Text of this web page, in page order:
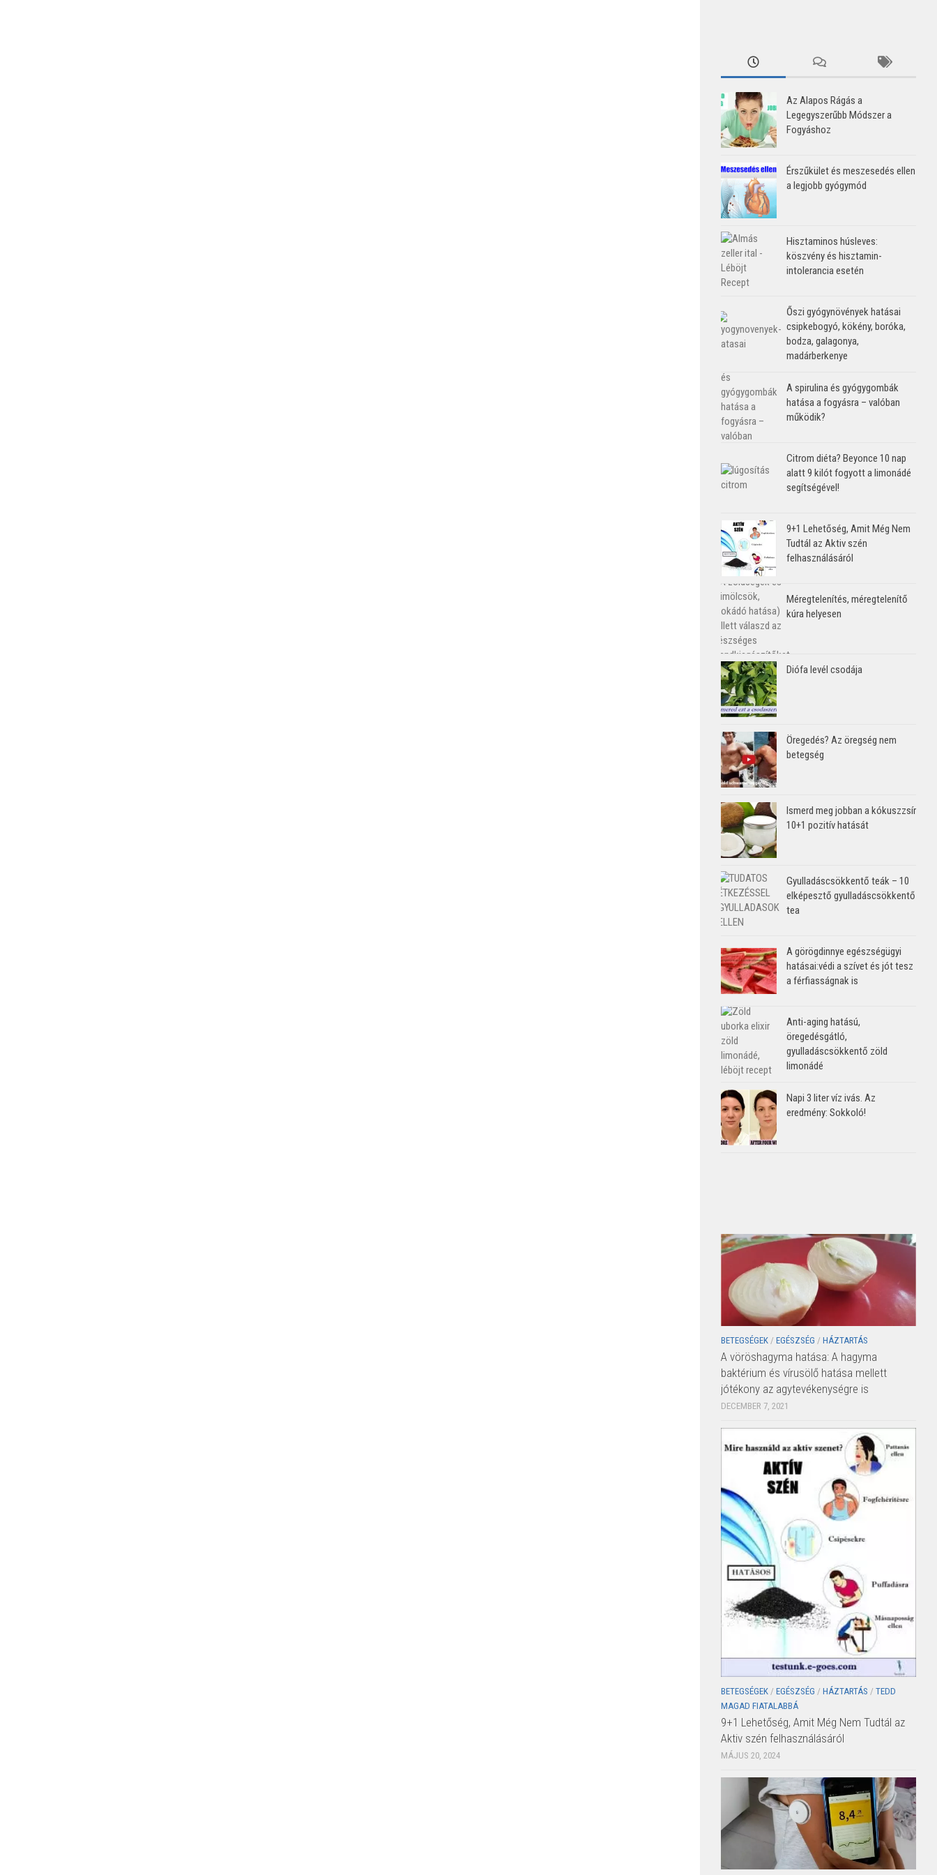
Az Alapos Rágás a
Legegyszerűbb Módszer a
Fogyáshoz
Érszűkület és meszesedés ellen
a legjobb gyógymód
Hisztaminos húsleves:
köszvény és hisztamin-
intolerancia esetén
Őszi gyógynövények hatásai
csipkebogyó, kökény, boróka,
bodza, galagonya,
madárberkenye
A spirulina és gyógygombák
hatása a fogyásra – valóban
működik?
Citrom diéta? Beyonce 10 nap
alatt 9 kilót fogyott a limonádé
segítségével!
9+1 Lehetőség, Amit Még Nem
Tudtál az Aktiv szén
felhasználásáról
Méregtelenítés, méregtelenítő
kúra helyesen
Diófa levél csodája
Öregedés? Az öregség nem
betegség
Ismerd meg jobban a kókuszzsír
10+1 pozitív hatását
Gyulladáscsökkentő teák – 10
elképesztő gyulladáscsökkentő
tea
A görögdinnye egészségügyi
hatásai:védi a szívet és jót tesz
a férfiasságnak is
Anti-aging hatású,
öregedésgátló,
gyulladáscsökkentő zöld
limonádé
Napi 3 liter víz ivás. Az
eredmény: Sokkoló!
BETEGSÉGEK / EGÉSZSÉG / HÁZTARTÁS
A vöröshagyma hatása: A hagyma
baktérium és vírusölő hatása mellett
jótékony az agytevékenységre is
DECEMBER 7, 2021
BETEGSÉGEK / EGÉSZSÉG / HÁZTARTÁS / TEDD
MAGAD FIATALABBÁ
9+1 Lehetőség, Amit Még Nem Tudtál az
Aktiv szén felhasználásáról
MÁJUS 20, 2024